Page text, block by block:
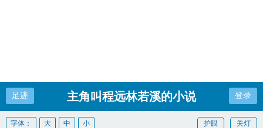
足迹 主角叫程远林若溪的小说 登录
关灯
护眼
字体： 大 中 小